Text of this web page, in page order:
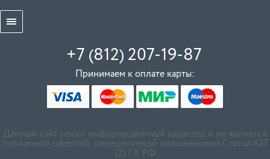
+7 (812) 207-19-87
Принимаем к оплате карты:
Данный сайт носит информационный характер и не является
публичной офертой, определяемой положениями Статьи 427
(2) ГК РФ